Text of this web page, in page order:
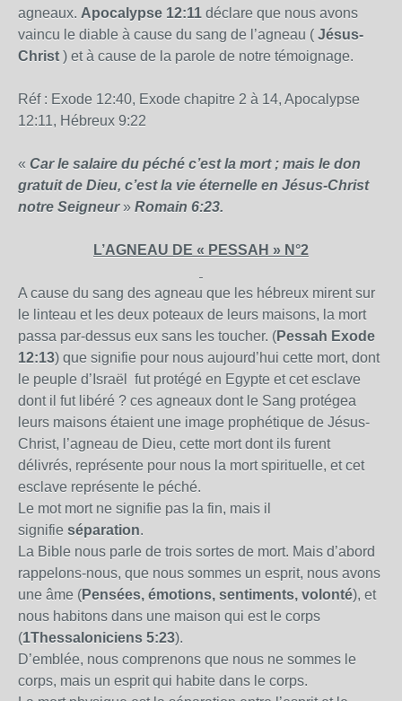
agneaux. Apocalypse 12:11 déclare que nous avons
vaincu le diable à cause du sang de l’agneau ( Jésus-
Christ ) et à cause de la parole de notre témoignage.
Réf : Exode 12:40, Exode chapitre 2 à 14, Apocalypse
12:11, Hébreux 9:22
« Car le salaire du péché c’est la mort ; mais le don
gratuit de Dieu, c’est la vie éternelle en Jésus-Christ
notre Seigneur» Romain 6:23.
L’AGNEAU DE « PESSAH » N°2
A cause du sang des agneau que les hébreux mirent sur
le linteau et les deux poteaux de leurs maisons, la mort
passa par-dessus eux sans les toucher. (Pessah Exode
12:13) que signifie pour nous aujourd’hui cette mort, dont
le peuple d’Israël fut protégé en Egypte et cet esclave
dont il fut libéré ? ces agneaux dont le Sang protégea
leurs maisons étaient une image prophétique de Jésus-
Christ, l’agneau de Dieu, cette mort dont ils furent
délivrés, représente pour nous la mort spirituelle, et cet
esclave représente le péché.
Le mot mort ne signifie pas la fin, mais il
signifie séparation.
La Bible nous parle de trois sortes de mort. Mais d’abord
rappelons-nous, que nous sommes un esprit, nous avons
une âme (Pensées, émotions, sentiments, volonté), et
nous habitons dans une maison qui est le corps
(1Thessaloniciens 5:23).
D’emblée, nous comprenons que nous ne sommes le
corps, mais un esprit qui habite dans le corps.